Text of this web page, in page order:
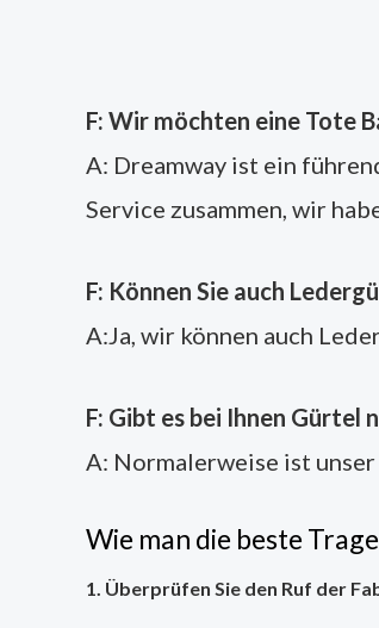
F: Wir möchten eine Tote
A: Dreamway ist ein
Service zusammen, wir
F: Können Sie auch
A:Ja, wir können auch
F: Gibt es bei Ihnen Gürtel
A: Normalerweise ist
Wie man die beste
1. Überprüfen Sie den Ruf der